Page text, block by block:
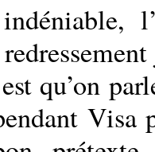
qu’on
Visa